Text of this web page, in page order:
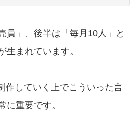
員」、後半は「毎月10人」と
生まれています。
作していく上でこういった言
に重要です。